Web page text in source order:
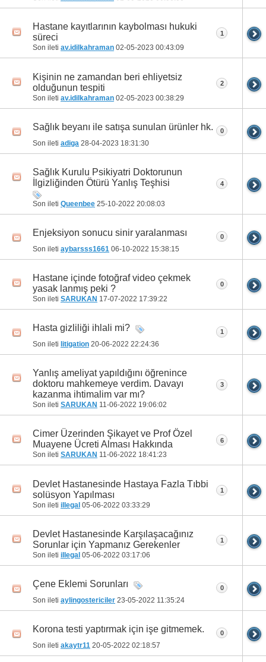
Hastane kayıtlarının kaybolması hukuki
süreci
Son ileti av.idilkahraman 02-05-2023 00:43:09
1
Kişinin ne zamandan beri ehliyetsiz
olduğunun tespiti
Son ileti av.idilkahraman 02-05-2023 00:38:29
2
Sağlık beyanı ile satışa sunulan ürünler hk.
Son ileti adiga 28-04-2023 18:31:30
0
Sağlık Kurulu Psikiyatri Doktorunun
İlgizliğinden Ötürü Yanlış Teşhisi
Son ileti Queenbee 25-10-2022 20:08:03
4
Enjeksiyon sonucu sinir yaralanması
Son ileti aybarsss1661 06-10-2022 15:38:15
0
Hastane içinde fotoğraf video çekmek
yasak lanmış peki ?
Son ileti SARUKAN 17-07-2022 17:39:22
0
Hasta gizliliği ihlali mi?
Son ileti litigation 20-06-2022 22:24:36
1
Yanlış ameliyat yapıldığını öğrenince
doktoru mahkemeye verdim. Davayı
kazanma ihtimalim var mı?
Son ileti SARUKAN 11-06-2022 19:06:02
3
Cimer Üzerinden Şikayet ve Prof Özel
Muayene Ücreti Alması Hakkında
Son ileti SARUKAN 11-06-2022 18:41:23
6
Devlet Hastanesinde Hastaya Fazla Tıbbi
solüsyon Yapılması
Son ileti illegal 05-06-2022 03:33:29
1
Devlet Hastanesinde Karşılaşacağınız
Sorunlar için Yapmanız Gerekenler
Son ileti illegal 05-06-2022 03:17:06
1
Çene Eklemi Sorunları
Son ileti aylingostericiler 23-05-2022 11:35:24
0
Korona testi yaptırmak için işe gitmemek.
Son ileti akaytr11 20-05-2022 02:18:57
0